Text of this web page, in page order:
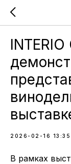
INTERIO
2026-02-16 13:35
В рамках